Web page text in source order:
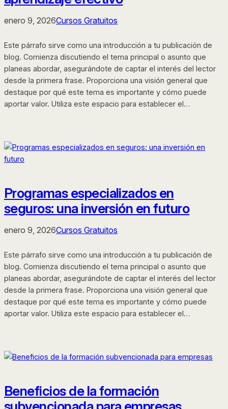
enero 9, 2026Cursos Gratuitos
Este párrafo sirve como una introducción a tu publicación de
blog. Comienza discutiendo el tema principal o asunto que
planeas abordar, asegurándote de captar el interés del lector
desde la primera frase. Proporciona una visión general que
destaque por qué este tema es importante y cómo puede
aportar valor. Utiliza este espacio para establecer el…
Programas especializados en
seguros: una inversión en futuro
enero 9, 2026Cursos Gratuitos
Este párrafo sirve como una introducción a tu publicación de
blog. Comienza discutiendo el tema principal o asunto que
planeas abordar, asegurándote de captar el interés del lector
desde la primera frase. Proporciona una visión general que
destaque por qué este tema es importante y cómo puede
aportar valor. Utiliza este espacio para establecer el…
Beneficios de la formación